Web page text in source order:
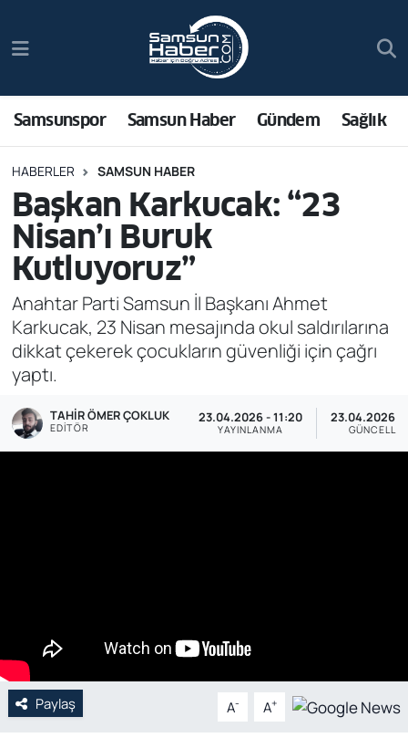
Samsunspor Samsun Haber Gündem Sağlık
HABERLER SAMSUN HABER
Başkan Karkucak: “23
Nisan’ı Buruk
Kutluyoruz”
Anahtar Parti Samsun İl Başkanı Ahmet
Karkucak, 23 Nisan mesajında okul saldırılarına
dikkat çekerek çocukların güvenliği için çağrı
yaptı.
TAHIR ÖMER ÇOKLUK
EDITÖR
23.04.2026 - 11:20
YAYINLANMA
23.04.2026 -
Paylaş A- A+
Samsun Haber
Sağlık
Asayiş
Bilim ve Teknoloji
Bölge
Dünya
Web Tv
Trafik Durumu
Süper Lig Puan Durumu ve Fikstür
Tüm Manşetler
Son Dakika Haberleri
Haber Arşivi